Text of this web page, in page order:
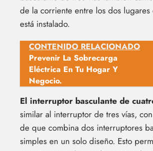
de la corriente entre los dos lugares
está instalado.
CONTENIDO RELACIONADO
Prevenir La Sobrecarga
Eléctrica En Tu Hogar Y
Negocio.
El interruptor basculante de
similar al interruptor de tres vías,
de que combina dos interruptores
simples en un solo diseño. Esto